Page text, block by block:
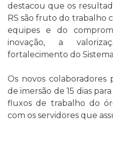
destacou que os
RS são fruto do trabalho
equipes e do
inovação, a
fortalecimento do
Os novos colaboradores
de imersão de 15 dias
fluxos de trabalho do
com os servidores que